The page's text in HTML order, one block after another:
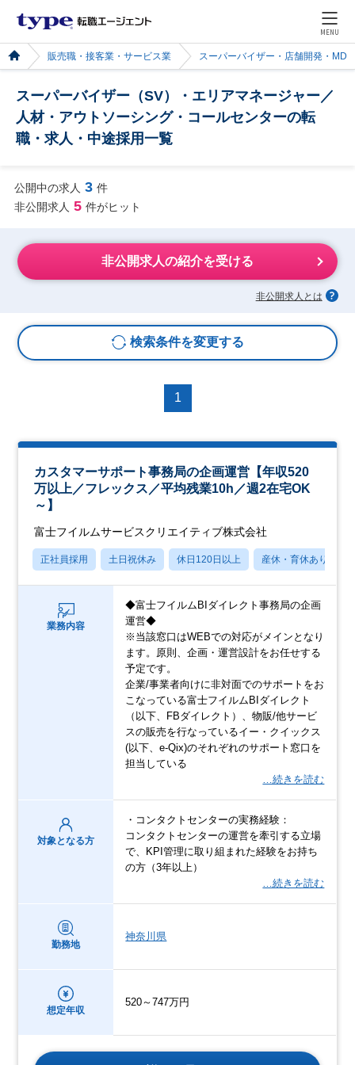
MENU
販売職・接客業・サービス業 スーパーバイザー・店舗開発・MD
スーパーバイザー（SV）・エリアマネージャー／
人材・アウトソーシング・コールセンターの転
職・求人・中途採用一覧
公開中の求人 3 件
非公開求人 5 件がヒット
非公開求人の紹介を受ける
非公開求人とは
検索条件を変更する
1
カスタマーサポート事務局の企画運営【年収520
万以上／フレックス／平均残業10h／週2在宅OK
～】
富士フイルムサービスクリエイティブ株式会社
正社員採用 土日祝休み 休日120日以上 産休・育休あり
業務内容
◆富士フイルムBIダイレクト事務局の企画
運営◆
※当該窓口はWEBでの対応がメインとなり
ます。原則、企画・運営設計をお任せする
予定です。
企業/事業者向けに非対面でのサポートをお
こなっている富士フイルムBIダイレクト
（以下、FBダイレクト）、物販/他サービ
スの販売を行なっているイー・クイックス
(以下、e-Qix)のそれぞれのサポート窓口を
担当している
…続きを読む
対象となる方
・コンタクトセンターの実務経験：
コンタクトセンターの運営を牽引する立場
で、KPI管理に取り組まれた経験をお持ち
の方（3年以上）
…続きを読む
勤務地
神奈川県
想定年収
520～747万円